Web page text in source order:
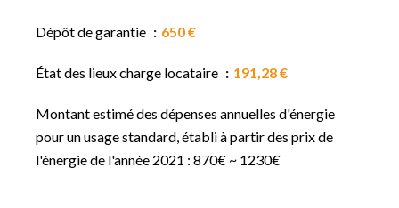
Dépôt de garantie 650 €
État des lieux charge locataire 191,28 €
Montant estimé des dépenses annuelles d'énergie
pour un usage standard, établi à partir des prix de
l'énergie de l'année 2021 : 870€ ~ 1230€